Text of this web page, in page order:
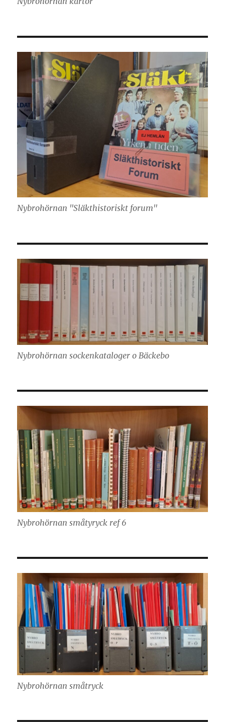
Nybrohörnan "Släkthistoriskt forum"
Nybrohörnan sockenkataloger o Bäckebo
Nybrohörnan småtyryck ref 6
Nybrohörnan småtryck